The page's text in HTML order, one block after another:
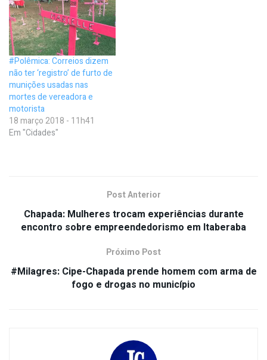
#Polêmica: Correios dizem
não ter ‘registro’ de furto de
munições usadas nas
mortes de vereadora e
motorista
18 março 2018 - 11h41
Em "Cidades"
Post Anterior
Chapada: Mulheres trocam experiências durante
encontro sobre empreendedorismo em Itaberaba
Próximo Post
#Milagres: Cipe-Chapada prende homem com arma de
fogo e drogas no município